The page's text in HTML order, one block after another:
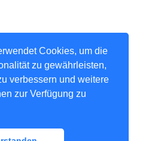
Cookies, um die
zu gewährleisten,
verbessern und weitere
zur Verfügung zu